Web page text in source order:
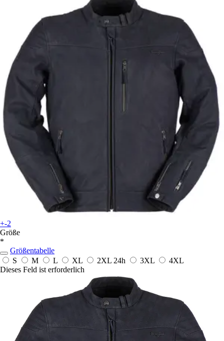
+-2
Größe
*
Größentabelle
S
M L XL 2XL 24h 3XL
4XL
Dieses Feld ist erforderlich